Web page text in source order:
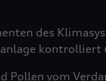
des
Pollen vom